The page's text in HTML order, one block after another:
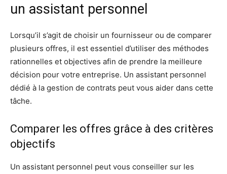
un assistant personnel
Lorsqu’il s’agit de choisir un fournisseur ou de comparer
plusieurs offres, il est essentiel d’utiliser des méthodes
rationnelles et objectives afin de prendre la meilleure
décision pour votre entreprise. Un assistant personnel
dédié à la gestion de contrats peut vous aider dans cette
tâche.
Comparer les offres grâce à des critères
objectifs
Un assistant personnel peut vous conseiller sur les